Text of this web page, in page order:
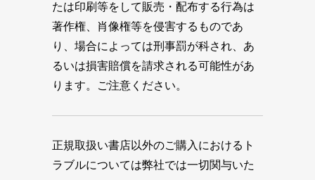
たは印刷等をして販売・配布する行為は
著作権、肖像権等を侵害するものであ
り、場合によっては刑事罰が科され、あ
るいは損害賠償を請求される可能性があ
ります。ご注意ください。
正規取扱い書店以外のご購入におけるト
ラブルについては弊社では一切関与いた